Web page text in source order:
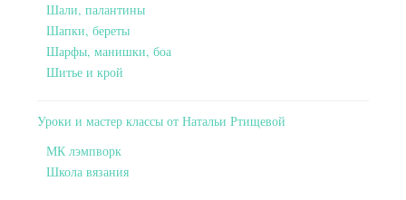
Шали, палантины
Шапки, береты
Шарфы, манишки, боа
Шитье и крой
Уроки и мастер классы от Натальи Ртищевой
МК лэмпворк
Школа вязания